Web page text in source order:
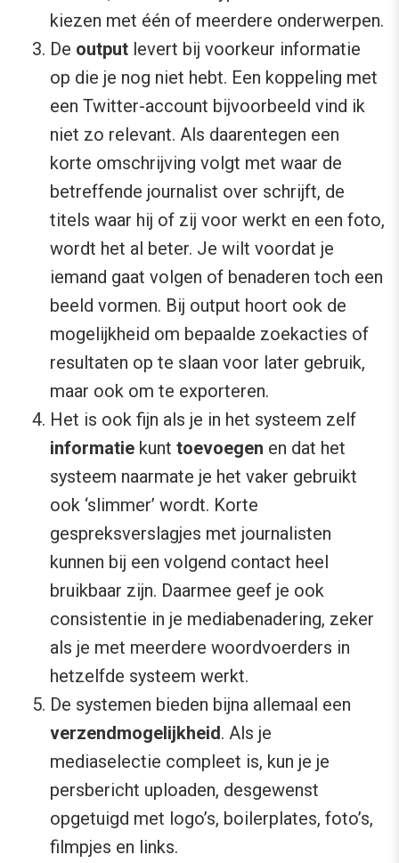
kiezen met één of meerdere onderwerpen.
De output levert bij voorkeur informatie
op die je nog niet hebt. Een koppeling met
een Twitter-account bijvoorbeeld vind ik
niet zo relevant. Als daarentegen een
korte omschrijving volgt met waar de
betreffende journalist over schrijft, de
titels waar hij of zij voor werkt en een foto,
wordt het al beter. Je wilt voordat je
iemand gaat volgen of benaderen toch een
beeld vormen. Bij output hoort ook de
mogelijkheid om bepaalde zoekacties of
resultaten op te slaan voor later gebruik,
maar ook om te exporteren.
Het is ook fijn als je in het systeem zelf
informatie kunt toevoegen en dat het
systeem naarmate je het vaker gebruikt
ook ‘slimmer’ wordt. Korte
gespreksverslagjes met journalisten
kunnen bij een volgend contact heel
bruikbaar zijn. Daarmee geef je ook
consistentie in je mediabenadering, zeker
als je met meerdere woordvoerders in
hetzelfde systeem werkt.
De systemen bieden bijna allemaal een
verzendmogelijkheid. Als je
mediaselectie compleet is, kun je je
persbericht uploaden, desgewenst
opgetuigd met logo’s, boilerplates, foto’s,
filmpjes en links.